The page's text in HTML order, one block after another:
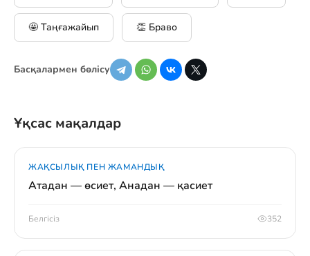
🤩 Таңғажайып 👏 Браво
Басқалармен бөлісу
Ұқсас мақалдар
ЖАҚСЫЛЫҚ ПЕН ЖАМАНДЫҚ
Атадан — өсиет, Анадан — қасиет
Белгісіз 352